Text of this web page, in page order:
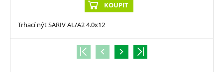
KOUPIT
Trhací nýt SARIV AL/A2 4.0x12